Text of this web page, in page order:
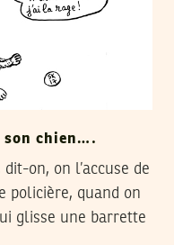
son chien….
on, on l’accuse de
policière, quand on
glisse une barrette